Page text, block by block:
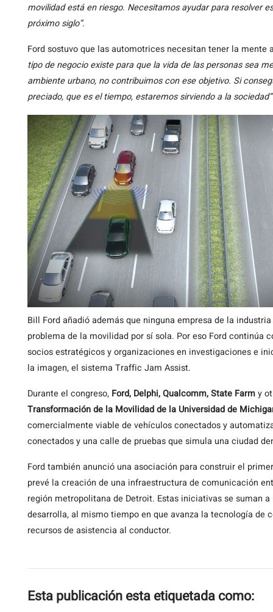
movilidad está en riesgo. Necesitamos ayudar para resolver
próximo siglo”.
Ford sostuvo que las automotrices necesitan tener la mente
tipo de negocio existe para que la vida de las personas sea
ambiente urbano, no contribuimos con ese objetivo. Si
preciado, que es el tiempo, estaremos sirviendo a la sociedad”
Bill Ford añadió además que ninguna empresa de la
problema de la movilidad por sí sola. Por eso Ford continúa
socios estratégicos y organizaciones en investigaciones e
la imagen, el sistema Traffic Jam Assist.
Durante el congreso, Ford, Delphi, Qualcomm, State Farmy
Transformación de la Movilidad de la Universidad de
comercialmente viable de vehículos conectados y
conectados y una calle de pruebas que simula una ciudad
Ford también anunció una asociación para construir el
prevé la creación de una infraestructura de comunicación
región metropolitana de Detroit. Estas iniciativas se suman
desarrolla, al mismo tiempo en que avanza la tecnología de
recursos de asistencia al conductor.
Esta publicación esta etiquetada como: